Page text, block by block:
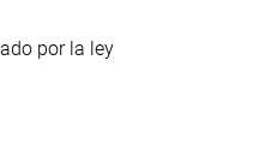
por la ley